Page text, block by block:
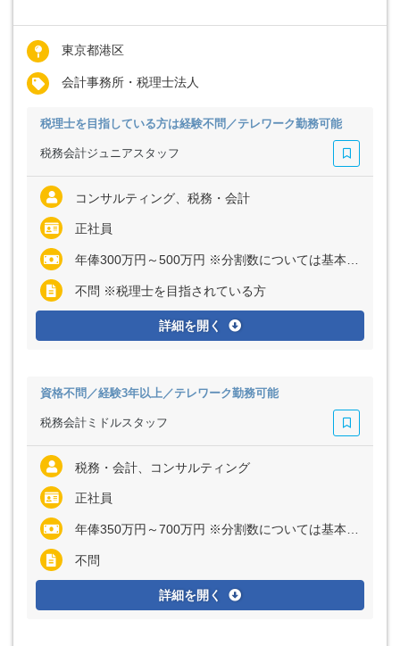
東京都港区
会計事務所・税理士法人
税理士を目指している方は経験不問／テレワーク勤務可能
税務会計ジュニアスタッフ
コンサルティング、税務・会計
正社員
年俸300万円～500万円 ※分割数については基本的に12分割での支給となります
不問 ※税理士を目指されている方
詳細を開く
資格不問／経験3年以上／テレワーク勤務可能
税務会計ミドルスタッフ
税務・会計、コンサルティング
正社員
年俸350万円～700万円 ※分割数については基本的に12分割での支給となります
不問
詳細を開く